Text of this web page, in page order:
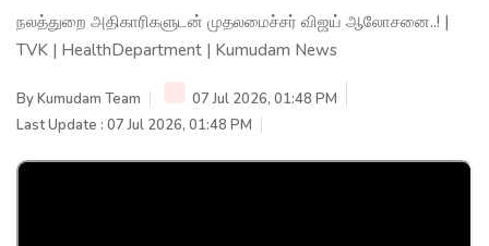
நலத்துறை அதிகாரிகளுடன் முதலமைச்சர் விஜய் ஆலோசனை..! |
TVK | HealthDepartment | Kumudam News
ByKumudam Team
07 Jul 2026, 01:48 PM
Last Update : 07 Jul 2026, 01:48 PM